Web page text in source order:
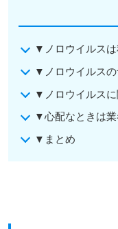
▼ノロウイルスは
▼ノロウイルスの
▼ノロウイルス
▼心配なときは業
▼まとめ